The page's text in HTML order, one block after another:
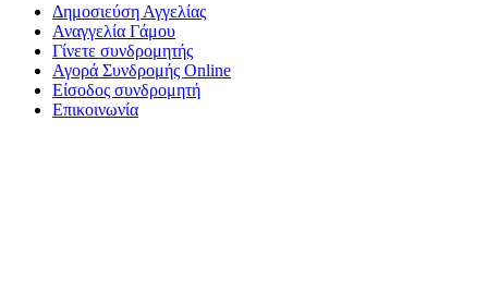
Δημοσιεύση Αγγελίας
Αναγγελία Γάμου
Γίνετε συνδρομητής
Αγορά Συνδρομής Online
Είσοδος συνδρομητή
Επικοινωνία